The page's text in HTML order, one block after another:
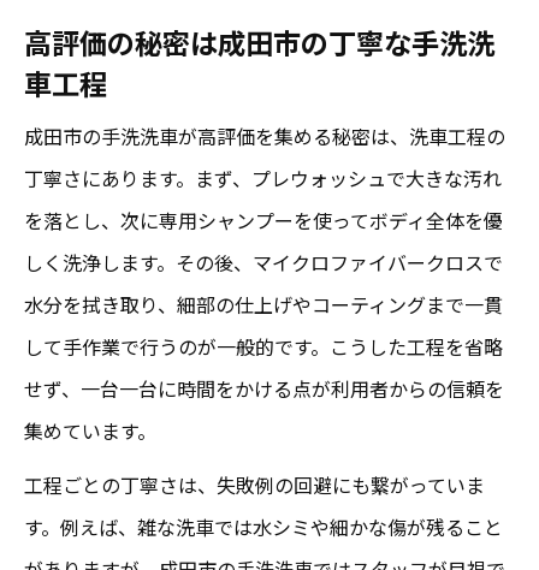
高評価の秘密は成田市の丁寧な手洗洗
車工程
成田市の手洗洗車が高評価を集める秘密は、洗車工程の
丁寧さにあります。まず、プレウォッシュで大きな汚れ
を落とし、次に専用シャンプーを使ってボディ全体を優
しく洗浄します。その後、マイクロファイバークロスで
水分を拭き取り、細部の仕上げやコーティングまで一貫
して手作業で行うのが一般的です。こうした工程を省略
せず、一台一台に時間をかける点が利用者からの信頼を
集めています。
工程ごとの丁寧さは、失敗例の回避にも繋がっていま
す。例えば、雑な洗車では水シミや細かな傷が残ること